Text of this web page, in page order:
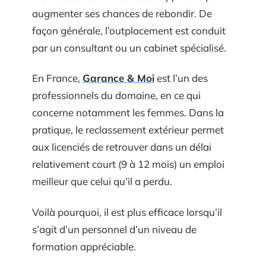
augmenter ses chances de rebondir. De
façon générale, l’outplacement est conduit
par un consultant ou un cabinet spécialisé.
En France, Garance & Moiest l’un des
professionnels du domaine, en ce qui
concerne notamment les femmes. Dans la
pratique, le reclassement extérieur permet
aux licenciés de retrouver dans un délai
relativement court (9 à 12 mois) un emploi
meilleur que celui qu’il a perdu.
Voilà pourquoi, il est plus efficace lorsqu’il
s’agit d’un personnel d’un niveau de
formation appréciable.